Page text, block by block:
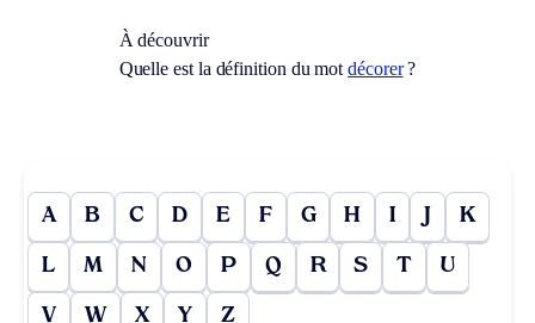
À découvrir
Quelle est la définition du motdécorer?
A B C D E F G H I J K
L M N O P Q R S T U
V W X Y Z